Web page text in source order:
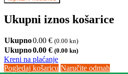
Ukupni iznos košarice
Ukupno0.00 € (0.00 kn)
Ukupno0.00 € (0.00 kn)
Kreni na plaćanje
Pogledaj košaricu Naručite odmah